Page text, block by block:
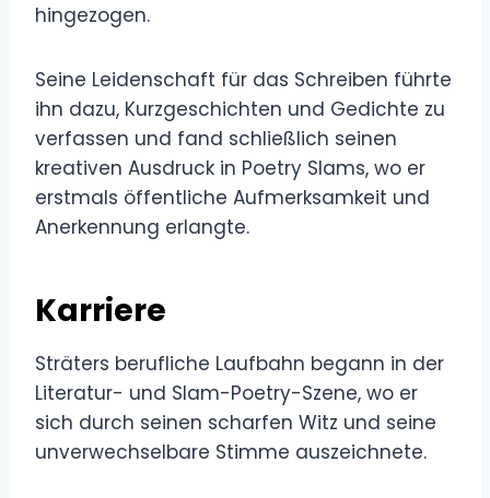
hingezogen.
Seine Leidenschaft für das Schreiben führte
ihn dazu, Kurzgeschichten und Gedichte zu
verfassen und fand schließlich seinen
kreativen Ausdruck in Poetry Slams, wo er
erstmals öffentliche Aufmerksamkeit und
Anerkennung erlangte.
Karriere
Sträters berufliche Laufbahn begann in der
Literatur- und Slam-Poetry-Szene, wo er
sich durch seinen scharfen Witz und seine
unverwechselbare Stimme auszeichnete.